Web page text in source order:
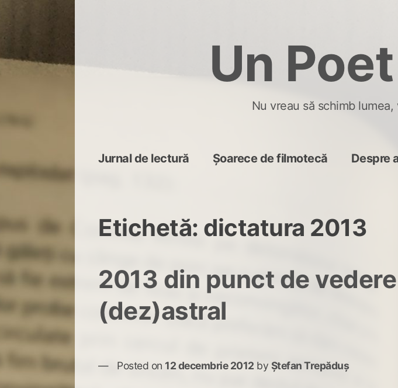
Un
Nu vreau să schimb
Jurnal de lectură Șoarece de filmotecă Despre
Etichetă: dictatura 2013
2013 din punct de vedere
(dez)astral
Posted on 12 decembrie 2012 by Ștefan Trepăduș